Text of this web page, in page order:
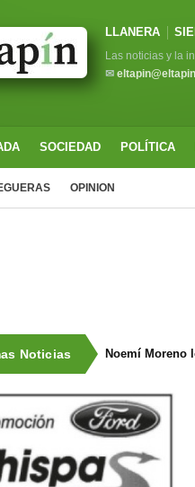
LLANERA
Las noticias y la
✉
SOCIEDAD POLÍTICA
OPINION
Noticias Noemí Moreno